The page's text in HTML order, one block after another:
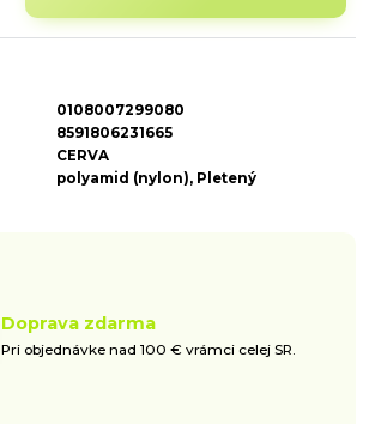
0108007299080
8591806231665
CERVA
polyamid (nylon), Pletený
Doprava zdarma
Pri objednávke nad 100 € vrámci celej SR.